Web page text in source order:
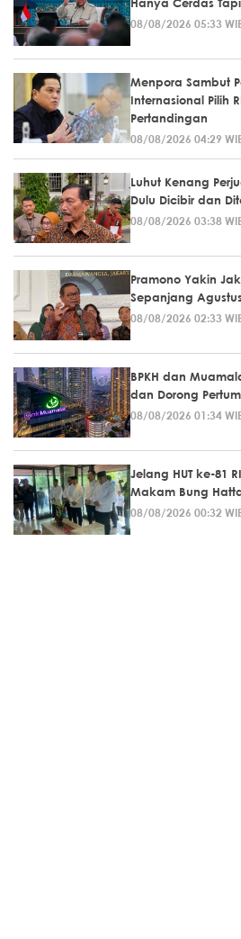
08/08/2026 05:33
Menpora Sambut
Internasional Pilih
Pertandingan
08/08/2026 04:29
Luhut Kenang
Dulu Dicibir dan
08/08/2026 03:38
Pramono Yakin
Sepanjang
08/08/2026 02:33
BPKH dan
dan Dorong
08/08/2026 01:34
Jelang HUT ke-81
Makam Bung
08/08/2026 00:32